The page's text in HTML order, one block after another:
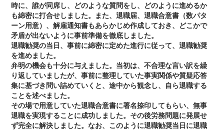
時に、誰が同席し、どのような質問をし、どのように進めるか
も綿密に打合せしました。また、退職届、退職合意書（数パタ
ーン用意）、解雇通知書もあらかじめ作成しておき、どこかで
矛盾が出ないように事前準備を徹底しました。
退職勧奨の当日、事前に綿密に定めた進行に従って、退職勧奨
を進めました。
弁明の機会も十分に与えました。当初は、不合理な言い訳を繰
り返していましたが、事前に整理していた事実関係や質疑応答
集に基づき問い詰めていくと、途中から観念し、自ら退職する
ことを述べました。
その場で用意していた退職合意書に署名捺印してもらい、無事
退職を実現することに成功しました。その後労務問題に発展せ
ず完全に解決しました。なお、このように退職勧奨当日に退職